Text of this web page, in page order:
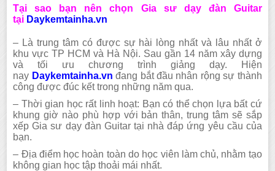
Tại sao bạn nên chọn Gia sư dạy đàn Guitar
tại Daykemtainha.vn
– Là trung tâm có được sự hài lòng nhất và lâu nhất ở
khu vực TP HCM và Hà Nội. Sau gần 14 năm xây dựng
và tối ưu chương trình giảng dạy. Hiện
nay Daykemtainha.vnđang bắt đầu nhân rộng sự thành
công được đúc kết trong những năm qua.
– Thời gian học rất linh hoạt: Bạn có thể chọn lựa bất cứ
khung giờ nào phù hợp với bản thân, trung tâm sẽ sắp
xếp Gia sư dạy đàn Guitar tại nhà đáp ứng yêu cầu của
bạn.
– Địa điểm học hoàn toàn do học viên làm chủ, nhằm tạo
không gian học tập thoải mái nhất.